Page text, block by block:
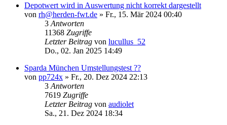
Depotwert wird in Auswertung nicht korrekt dargestellt
von rh@herden-fwt.de » Fr., 15. Mär 2024 00:40
3 Antworten
11368 Zugriffe
Letzter Beitrag von lucullus_52
Do., 02. Jan 2025 14:49
Sparda München Umstellungstest ??
von pp724x » Fr., 20. Dez 2024 22:13
3 Antworten
7619 Zugriffe
Letzter Beitrag von audiolet
Sa., 21. Dez 2024 18:34